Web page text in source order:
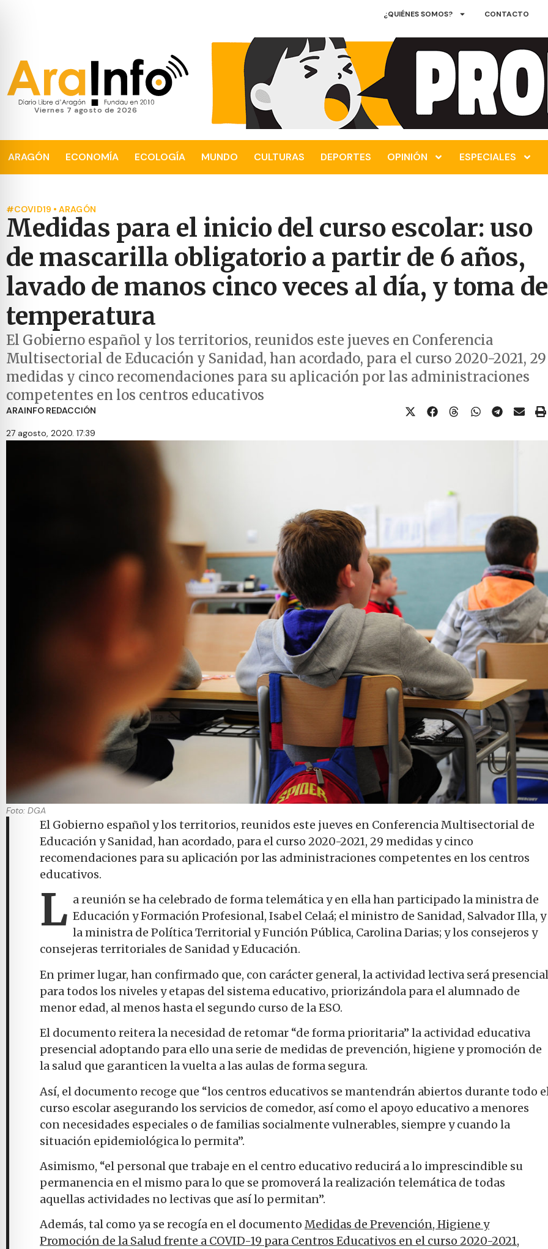
¿QUIÉNES SOMOS? CONTACTO
viernes 7 agosto de 2026
ARAGÓN ECONOMÍA ECOLOGÍA MUNDO CULTURAS DEPORTES OPINIÓN ESPECIALES
#COVID19 •ARAGÓN
Medidas para el inicio del curso escolar: uso
de mascarilla obligatorio a partir de 6 años,
lavado de manos cinco veces al día, y toma de
temperatura
El Gobierno español y los territorios, reunidos este jueves en Conferencia
Multisectorial de Educación y Sanidad, han acordado, para el curso 2020-2021, 29
medidas y cinco recomendaciones para su aplicación por las administraciones
competentes en los centros educativos
ARAINFO REDACCIÓN
27 agosto, 2020. 17:39
Foto: DGA
El Gobierno español y los territorios, reunidos este jueves en Conferencia Multisectorial de
Educación y Sanidad, han acordado, para el curso 2020-2021, 29 medidas y cinco
recomendaciones para su aplicación por las administraciones competentes en los centros
educativos.
L a reunión se ha celebrado de forma telemática y en ella han participado la ministra de
Educación y Formación Profesional, Isabel Celaá; el ministro de Sanidad, Salvador Illa, y
la ministra de Política Territorial y Función Pública, Carolina Darias; y los consejeros y
consejeras territoriales de Sanidad y Educación.
En primer lugar, han confirmado que, con carácter general, la actividad lectiva será presencial
para todos los niveles y etapas del sistema educativo, priorizándola para el alumnado de
menor edad, al menos hasta el segundo curso de la ESO.
El documento reitera la necesidad de retomar “de forma prioritaria” la actividad educativa
presencial adoptando para ello una serie de medidas de prevención, higiene y promoción de
la salud que garanticen la vuelta a las aulas de forma segura.
Así, el documento recoge que “los centros educativos se mantendrán abiertos durante todo
curso escolar asegurando los servicios de comedor, así como el apoyo educativo a menores
con necesidades especiales o de familias socialmente vulnerables, siempre y cuando la
situación epidemiológica lo permita”.
Asimismo, “el personal que trabaje en el centro educativo reducirá a lo imprescindible su
permanencia en el mismo para lo que se promoverá la realización telemática de todas
aquellas actividades no lectivas que así lo permitan”.
Además, tal como ya se recogía en el documento Medidas de Prevención, Higiene y
Promoción de la Salud frente a COVID-19 para Centros Educativos en el curso 2020-2021,